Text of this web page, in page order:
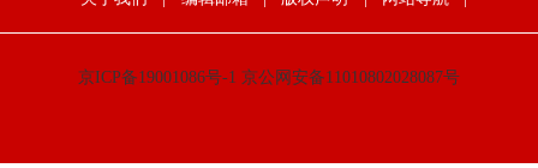
京ICP备19001086号-1 京公网安备11010802028087号